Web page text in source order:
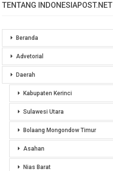
TENTANG INDONESIAPOST.NET
Beranda
Advetorial
Daerah
Kabupaten Kerinci
Sulawesi Utara
Bolaang Mongondow Timur
Asahan
Nias Barat